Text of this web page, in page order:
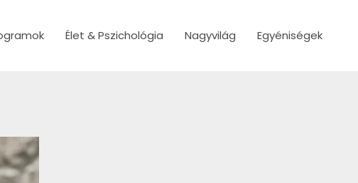
Élet & Pszichológia Nagyvilág Egyéniségek